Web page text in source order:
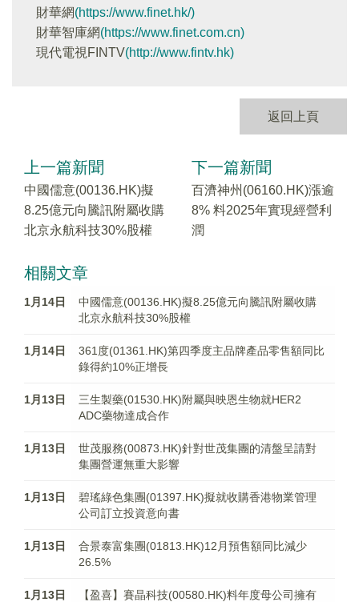
財華網(https://www.finet.hk/)
財華智庫網(https://www.finet.com.cn)
現代電視FINTV(http://www.fintv.hk)
返回上頁
上一篇新聞
中國儒意(00136.HK)擬
8.25億元向騰訊附屬收購
北京永航科技30%股權
下一篇新聞
百濟神州(06160.HK)漲逾
8% 料2025年實現經營利
潤
相關文章
1月14日
中國儒意(00136.HK)擬8.25億元向騰訊附屬收購
北京永航科技30%股權
1月14日
361度(01361.HK)第四季度主品牌產品零售額同比
錄得約10%正增長
1月13日
三生製藥(01530.HK)附屬與映恩生物就HER2
ADC藥物達成合作
1月13日
世茂服務(00873.HK)針對世茂集團的清盤呈請對
集團營運無重大影響
1月13日
碧瑤綠色集團(01397.HK)擬就收購香港物業管理
公司訂立投資意向書
1月13日
合景泰富集團(01813.HK)12月預售額同比減少
26.5%
1月13日
【盈喜】賽晶科技(00580.HK)料年度母公司擁有